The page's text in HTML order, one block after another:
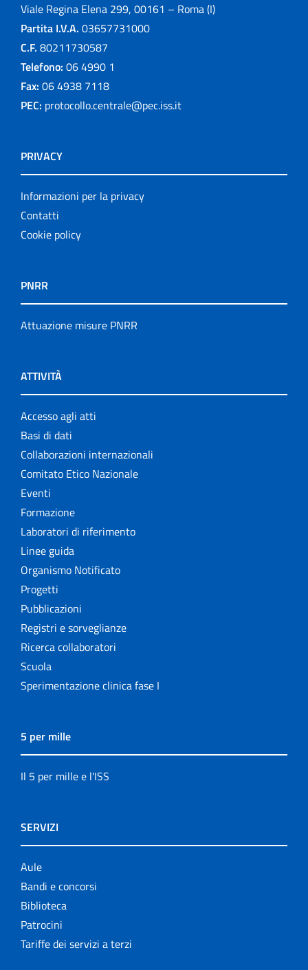
Viale Regina Elena 299, 00161 – Roma (I)
Partita I.V.A. 03657731000
C.F. 80211730587
Telefono: 06 4990 1
Fax: 06 4938 7118
PEC: protocollo.centrale@pec.iss.it
PRIVACY
Informazioni per la privacy
Contatti
Cookie policy
PNRR
Attuazione misure PNRR
ATTIVITÀ
Accesso agli atti
Basi di dati
Collaborazioni internazionali
Comitato Etico Nazionale
Eventi
Formazione
Laboratori di riferimento
Linee guida
Organismo Notificato
Progetti
Pubblicazioni
Registri e sorveglianze
Ricerca collaboratori
Scuola
Sperimentazione clinica fase I
5 per mille
Il 5 per mille e l'ISS
SERVIZI
Aule
Bandi e concorsi
Biblioteca
Patrocini
Tariffe dei servizi a terzi